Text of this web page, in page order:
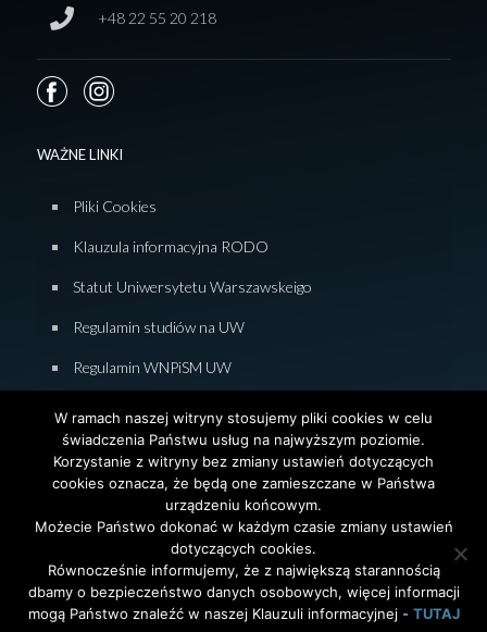
+48 22 55 20 218
WAŻNE LINKI
Pliki Cookies
Klauzula informacyjna RODO
Statut Uniwersytetu Warszawskeigo
Regulamin studiów na UW
Regulamin WNPiSM UW
Deklaracja dostępności WNPiSM
© 2026 Wydział Nauk Politycznych i Studiów
Międzynarodowych. Uniwersytet Warszawski. All Rights
Reserved. Projekt i realizacja stronyAgencjaInterAktywni
W ramach naszej witryny stosujemy pliki cookies w celu
świadczenia Państwu usług na najwyższym poziomie.
Korzystanie z witryny bez zmiany ustawień dotyczących
cookies oznacza, że będą one zamieszczane w Państwa
urządzeniu końcowym.
Możecie Państwo dokonać w każdym czasie zmiany ustawień
dotyczących cookies.
Równocześnie informujemy, że z największą starannością
dbamy o bezpieczeństwo danych osobowych, więcej informacji
mogą Państwo znaleźć w naszej Klauzuli informacyjnej - TUTAJ